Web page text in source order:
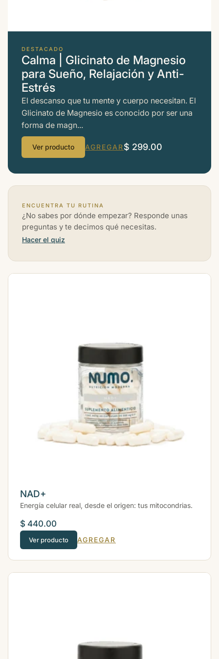
DESTACADO
Calma | Glicinato de Magnesio
para Sueño, Relajación y Anti-
Estrés
El descanso que tu mente y cuerpo necesitan. El
Glicinato de Magnesio es conocido por ser una
forma de magn...
Ver producto AGREGAR$ 299.00
ENCUENTRA TU RUTINA
¿No sabes por dónde empezar? Responde unas
preguntas y te decimos qué necesitas.
Hacer el quiz
NAD+
Energía celular real, desde el origen: tus mitocondrias.
$ 440.00
Ver producto AGREGAR